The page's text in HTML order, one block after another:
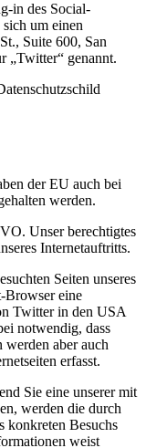
in des Social-
um einen
Suite 600, San
„Twitter“ genannt.
der EU auch bei
werden.
Unser berechtigtes
Internetauftritts.
Seiten unseres
Browser eine
Twitter in den USA
notwendig, dass
aber auch
erfasst.
Sie eine unserer mit
werden die durch
konkreten Besuchs
weist